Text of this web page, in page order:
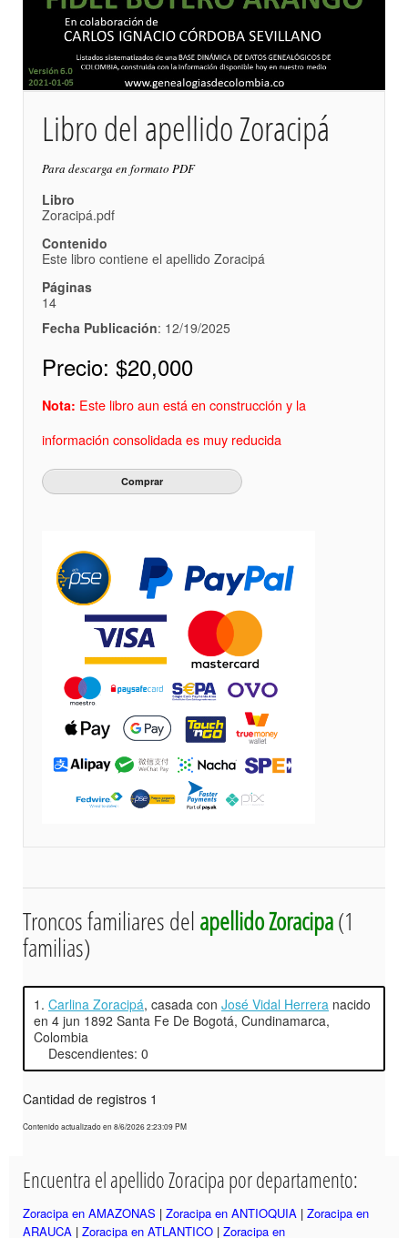
Libro del apellido Zoracipá
Para descarga en formato PDF
Libro
Zoracipá.pdf
Contenido
Este libro contiene el apellido Zoracipá
Páginas
14
Fecha Publicación: 12/19/2025
Precio: $20,000
Nota: Este libro aun está en construcción y la
información consolidada es muy reducida
Troncos familiares delapellido Zoracipa(1
familias)
1. Carlina Zoracipá, casada con José Vidal Herrera nacido
en 4 jun 1892 Santa Fe De Bogotá, Cundinamarca,
Colombia
Descendientes: 0
Cantidad de registros 1
Contenido actualizado en 8/6/2026 2:23:09 PM
Encuentra el apellido Zoracipa por departamento:
Zoracipa en AMAZONAS | Zoracipa en ANTIOQUIA | Zoracipa en
ARAUCA | Zoracipa en ATLANTICO | Zoracipa en